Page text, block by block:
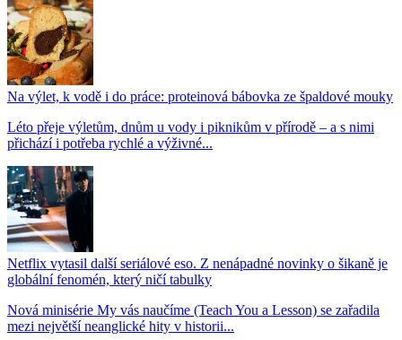
Na výlet, k vodě i do práce: proteinová bábovka ze špaldové mouky
Léto přeje výletům, dnům u vody i piknikům v přírodě – a s nimi
přichází i potřeba rychlé a výživné...
Netflix vytasil další seriálové eso. Z nenápadné novinky o šikaně je
globální fenomén, který ničí tabulky
Nová minisérie My vás naučíme (Teach You a Lesson) se zařadila
mezi největší neanglické hity v historii...